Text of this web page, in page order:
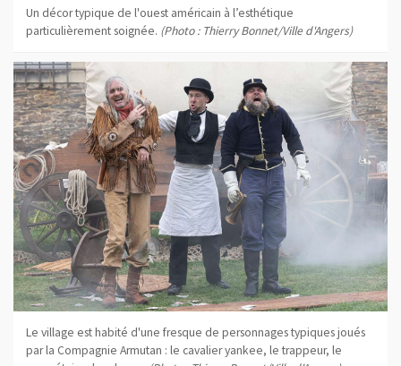
Un décor typique de l'ouest américain à l’esthétique
particulièrement soignée. (Photo : Thierry Bonnet/Ville d'Angers)
Le village est habité d'une fresque de personnages typiques joués
par la Compagnie Armutan : le cavalier yankee, le trappeur, le